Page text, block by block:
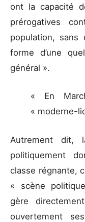
ont la capacité
prérogatives
population,
forme d’une
général ».
« En
« moderne-
Autrement dit,
politiquement
classe régnante,
« scène
gère
ouvertement